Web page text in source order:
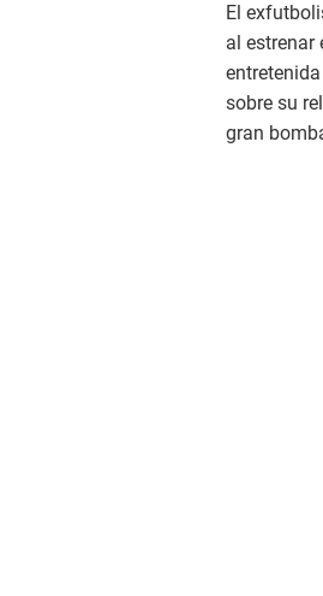
El
al estrenar
sobre su
gran